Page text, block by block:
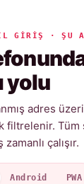
GIRIŞ · ŞU
yolu
adres
filtrelenir. Tüm
çalışır.
Android PWA